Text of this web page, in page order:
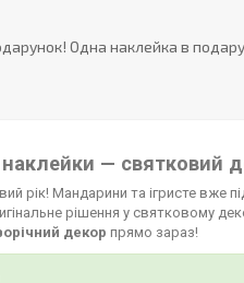
Одна наклейка в
наклейки — святковий
рік! Мандарини та ігристе вже
рішення у святковому
декор прямо зараз!